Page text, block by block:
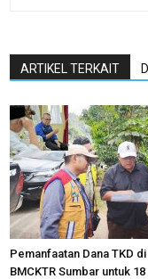
ARTIKEL TERKAIT
Pemanfaatan Dana TKD
BMCKTR Sumbar untuk